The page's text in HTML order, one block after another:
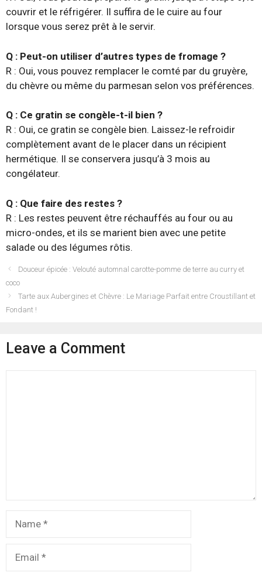
couvrir et le réfrigérer. Il suffira de le cuire au four
lorsque vous serez prêt à le servir.
Q : Peut-on utiliser d’autres types de fromage ?
R : Oui, vous pouvez remplacer le comté par du gruyère,
du chèvre ou même du parmesan selon vos préférences.
Q : Ce gratin se congèle-t-il bien ?
R : Oui, ce gratin se congèle bien. Laissez-le refroidir
complètement avant de le placer dans un récipient
hermétique. Il se conservera jusqu’à 3 mois au
congélateur.
Q : Que faire des restes ?
R : Les restes peuvent être réchauffés au four ou au
micro-ondes, et ils se marient bien avec une petite
salade ou des légumes rôtis.
Douceur épicée : Velouté automnal carotte-pomme de terre au curry et
coco
Tarte aux Aubergines et Chèvre : Le Mariage Parfait entre Croustillant et
Fondant !
Leave a Comment